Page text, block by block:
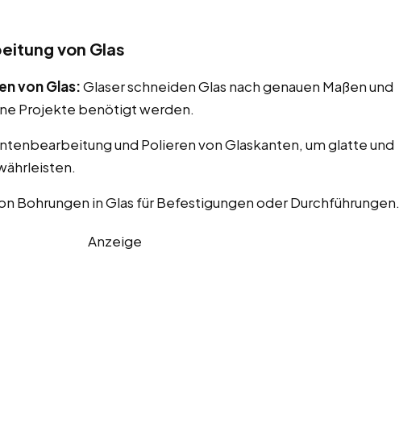
von Glas
von Glas:Glaser schneiden Glas nach genauen Maßen und
Projekte benötigt werden.
und Polieren von Glaskanten, um glatte und
Bohrungen in Glas für Befestigungen oder Durchführungen.
Anzeige